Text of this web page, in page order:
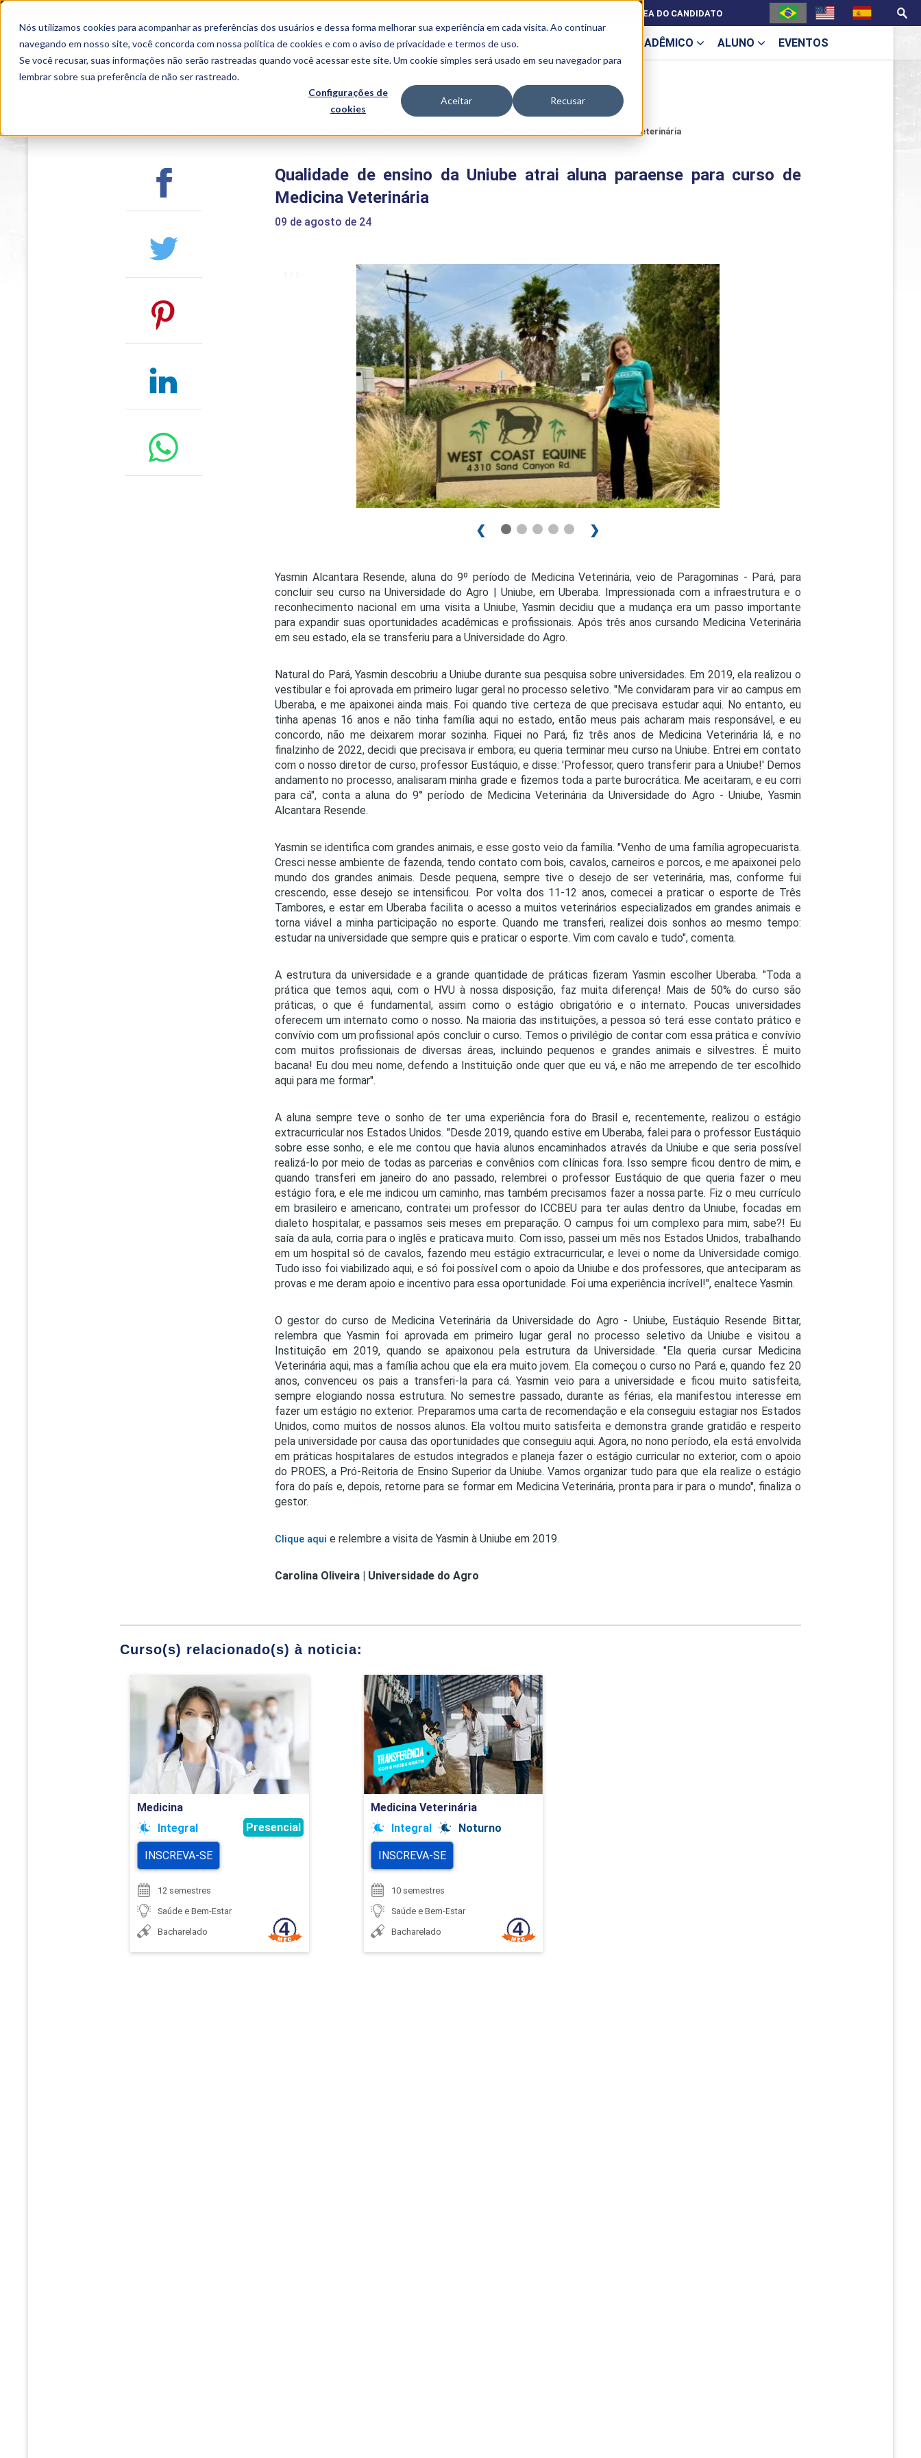
Nós utilizamos cookies para acompanhar as preferências dos usuários e dessa forma melhorar sua experiência em cada visita. Ao continuar
navegando em nosso site, você concorda com nossa política de cookies e com o aviso deprivacidade e termos de uso.
Se você recusar, suas informações não serão rastreadas quando você acessar este site. Um cookie simples será usado em seu navegador para
lembrar sobre sua preferência de não ser rastreado.
Configurações de
cookies
Aceitar Recusar
SEMIPRESENCIAL PRESENCIAL EAD BENEFÍCIOS ACADÊMICO
Acadêmicos
PIME
MPHU
Unitecne
PROES
PROPEPE
PROED
ALUNO EVENTOS
ÁREA DO CANDIDATO
Qualidade de ensino da Uniube atrai aluna paraense para curso de Medicina Veterinária
Qualidade de ensino da Uniube atrai aluna paraense para curso de
Medicina Veterinária
09 de agosto de 24
❮ ❯
Yasmin Alcantara Resende, aluna do 9º período de Medicina Veterinária, veio de Paragominas - Pará, para
concluir seu curso na Universidade do Agro | Uniube, em Uberaba. Impressionada com a infraestrutura e o
reconhecimento nacional em uma visita a Uniube, Yasmin decidiu que a mudança era um passo importante
para expandir suas oportunidades acadêmicas e profissionais. Após três anos cursando Medicina Veterinária
em seu estado, ela se transferiu para a Universidade do Agro.
Natural do Pará, Yasmin descobriu a Uniube durante sua pesquisa sobre universidades. Em 2019, ela realizou o
vestibular e foi aprovada em primeiro lugar geral no processo seletivo. "Me convidaram para vir ao campus em
Uberaba, e me apaixonei ainda mais. Foi quando tive certeza de que precisava estudar aqui. No entanto, eu
tinha apenas 16 anos e não tinha família aqui no estado, então meus pais acharam mais responsável, e eu
concordo, não me deixarem morar sozinha. Fiquei no Pará, fiz três anos de Medicina Veterinária lá, e no
finalzinho de 2022, decidi que precisava ir embora; eu queria terminar meu curso na Uniube. Entrei em contato
com o nosso diretor de curso, professor Eustáquio, e disse: 'Professor, quero transferir para a Uniube!' Demos
andamento no processo, analisaram minha grade e fizemos toda a parte burocrática. Me aceitaram, e eu corri
para cá", conta a aluna do 9° período de Medicina Veterinária da Universidade do Agro - Uniube, Yasmin
Alcantara Resende.
Yasmin se identifica com grandes animais, e esse gosto veio da família. "Venho de uma família agropecuarista.
Cresci nesse ambiente de fazenda, tendo contato com bois, cavalos, carneiros e porcos, e me apaixonei pelo
mundo dos grandes animais. Desde pequena, sempre tive o desejo de ser veterinária, mas, conforme fui
crescendo, esse desejo se intensificou. Por volta dos 11-12 anos, comecei a praticar o esporte de Três
Tambores, e estar em Uberaba facilita o acesso a muitos veterinários especializados em grandes animais e
torna viável a minha participação no esporte. Quando me transferi, realizei dois sonhos ao mesmo tempo:
estudar na universidade que sempre quis e praticar o esporte. Vim com cavalo e tudo", comenta.
A estrutura da universidade e a grande quantidade de práticas fizeram Yasmin escolher Uberaba. "Toda a
prática que temos aqui, com o HVU à nossa disposição, faz muita diferença! Mais de 50% do curso são
práticas, o que é fundamental, assim como o estágio obrigatório e o internato. Poucas universidades
oferecem um internato como o nosso. Na maioria das instituições, a pessoa só terá esse contato prático e
convívio com um profissional após concluir o curso. Temos o privilégio de contar com essa prática e convívio
com muitos profissionais de diversas áreas, incluindo pequenos e grandes animais e silvestres. É muito
bacana! Eu dou meu nome, defendo a Instituição onde quer que eu vá, e não me arrependo de ter escolhido
aqui para me formar".
A aluna sempre teve o sonho de ter uma experiência fora do Brasil e, recentemente, realizou o estágio
extracurricular nos Estados Unidos. "Desde 2019, quando estive em Uberaba, falei para o professor Eustáquio
sobre esse sonho, e ele me contou que havia alunos encaminhados através da Uniube e que seria possível
realizá-lo por meio de todas as parcerias e convênios com clínicas fora. Isso sempre ficou dentro de mim, e
quando transferi em janeiro do ano passado, relembrei o professor Eustáquio de que queria fazer o meu
estágio fora, e ele me indicou um caminho, mas também precisamos fazer a nossa parte. Fiz o meu currículo
em brasileiro e americano, contratei um professor do ICCBEU para ter aulas dentro da Uniube, focadas em
dialeto hospitalar, e passamos seis meses em preparação. O campus foi um complexo para mim, sabe?! Eu
saía da aula, corria para o inglês e praticava muito. Com isso, passei um mês nos Estados Unidos, trabalhando
em um hospital só de cavalos, fazendo meu estágio extracurricular, e levei o nome da Universidade comigo.
Tudo isso foi viabilizado aqui, e só foi possível com o apoio da Uniube e dos professores, que anteciparam as
provas e me deram apoio e incentivo para essa oportunidade. Foi uma experiência incrível!", enaltece Yasmin.
O gestor do curso de Medicina Veterinária da Universidade do Agro - Uniube, Eustáquio Resende Bittar,
relembra que Yasmin foi aprovada em primeiro lugar geral no processo seletivo da Uniube e visitou a
Instituição em 2019, quando se apaixonou pela estrutura da Universidade. "Ela queria cursar Medicina
Veterinária aqui, mas a família achou que ela era muito jovem. Ela começou o curso no Pará e, quando fez 20
anos, convenceu os pais a transferi-la para cá. Yasmin veio para a universidade e ficou muito satisfeita,
sempre elogiando nossa estrutura. No semestre passado, durante as férias, ela manifestou interesse em
fazer um estágio no exterior. Preparamos uma carta de recomendação e ela conseguiu estagiar nos Estados
Unidos, como muitos de nossos alunos. Ela voltou muito satisfeita e demonstra grande gratidão e respeito
pela universidade por causa das oportunidades que conseguiu aqui. Agora, no nono período, ela está envolvida
em práticas hospitalares de estudos integrados e planeja fazer o estágio curricular no exterior, com o apoio
do PROES, a Pró-Reitoria de Ensino Superior da Uniube. Vamos organizar tudo para que ela realize o estágio
fora do país e, depois, retorne para se formar em Medicina Veterinária, pronta para ir para o mundo", finaliza o
gestor.
Clique aqui e relembre a visita de Yasmin à Uniube em 2019.
Carolina Oliveira | Universidade do Agro
Curso(s) relacionado(s) à noticia:
Medicina
Integral
Presencial
INSCREVA-SE
12 semestres
Saúde e Bem-Estar
Bacharelado
Medicina
Detalhes do curso
Ir para Inscrição
Medicina Veterinária
Integral
Noturno
INSCREVA-SE
10 semestres
Saúde e Bem-Estar
Bacharelado
Medicina Veterinária
Detalhes do curso
Ir para Inscrição